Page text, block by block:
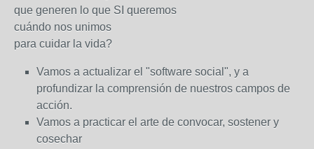
que generen lo que SI queremos
cuándo nos unimos
para cuidar la vida?
Vamos a actualizar el "software social", y a
profundizar la comprensión de nuestros campos de
acción.
Vamos a practicar el arte de convocar, sostener y
cosechar